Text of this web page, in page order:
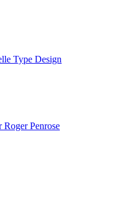
Type Design​
Penrose